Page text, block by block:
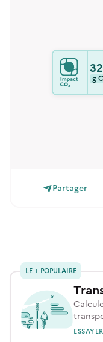
g
Partager
LE + POPULAIRE
ESSAYER